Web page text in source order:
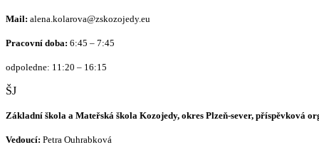
Mail: alena.kolarova@zskozojedy.eu
Pracovní doba: 6:45 – 7:45
odpoledne: 11:20 – 16:15
ŠJ
Základní škola a Mateřská škola Kozojedy, okres Plzeň-sever, příspěvková
Vedoucí: Petra Ouhrabková